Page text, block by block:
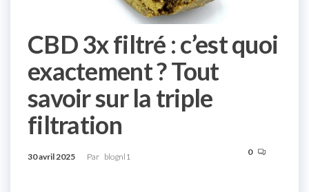
CBD 3x filtré : c’est quoi
exactement ? Tout
savoir sur la triple
filtration
30 avril 2025 Par blognl1 0